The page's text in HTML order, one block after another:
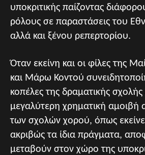
υποκριτικής παίζοντας
ρόλους σε παραστάσεις του
αλλά και ξένου ρεπερτορίου.
Όταν εκείνη και οι φίλες της
και Μάρω Κοντού
κοπέλες της δραματικής σχολής
μεγαλύτερη χρηματική αμοιβή
των σχολών χορού, όπως
ακριβώς τα ίδια πράγματα,
μεταβούν στον χώρο της